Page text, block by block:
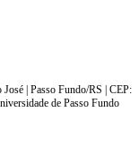
| Passo Fundo/RS | CEP:
de Passo Fundo